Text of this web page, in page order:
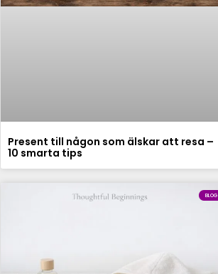
Present till någon som älskar att resa –
10 smarta tips
BLOG